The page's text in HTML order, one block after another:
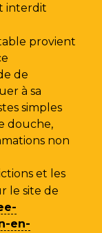
interdit
provient
de
à sa
simples
douche,
non
et les
le site de
en-